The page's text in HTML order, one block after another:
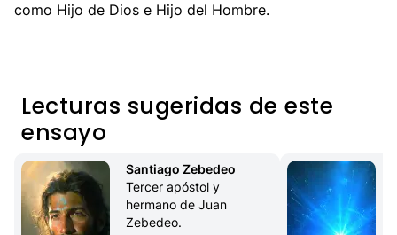
como Hijo de Dios e Hijo del Hombre.
Lecturas sugeridas de este
ensayo
Santiago Zebedeo
Tercer apóstol y
hermano de Juan
Zebedeo.